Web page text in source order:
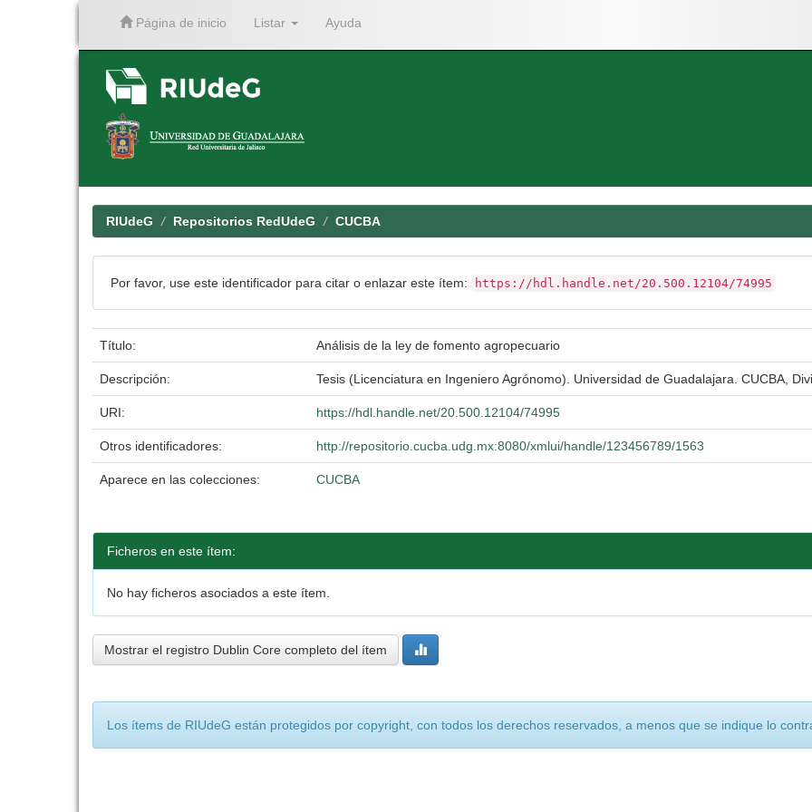
Página de inicio Listar Ayuda
RIUdeG Repositorios RedUdeG CUCBA
Por favor, use este identificador para citar o enlazar este ítem: https://hdl.handle.net/20.500.12104/74995
Título: Análisis de la ley de fomento agropecuario
Descripción: Tesis (Licenciatura en Ingeniero Agrónomo). Universidad de Guadalajara. CUCBA,
URI: https://hdl.handle.net/20.500.12104/74995
Otros identificadores: http://repositorio.cucba.udg.mx:8080/xmlui/handle/123456789/1563
Aparece en las colecciones: CUCBA
Ficheros en este ítem:
No hay ficheros asociados a este ítem.
Mostrar el registro Dublin Core completo del ítem
Los ítems de RIUdeG están protegidos por copyright, con todos los derechos reservados, a menos que se indique lo